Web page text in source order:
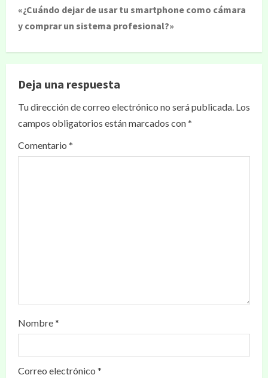
«¿Cuándo dejar de usar tu smartphone como cámara
y comprar un sistema profesional?»
Deja una respuesta
Tu dirección de correo electrónico no será publicada. Los
campos obligatorios están marcados con*
Comentario *
Nombre*
Correo electrónico *